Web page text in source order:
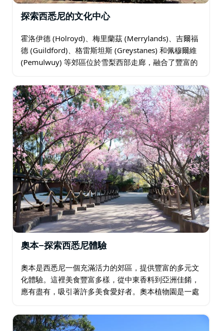
探索西悉尼的文化中心
霍洛伊德 (Holroyd)、梅里蘭茲 (Merrylands)、吉爾福
德 (Guildford)、格雷斯坦斯 (Greystanes) 和佩穆爾維
(Pemulwuy) 等郊區位於雪梨西部走廊，融合了豐富的
奧本—探索西悉尼體驗
奧本是西悉尼一個充滿活力的郊區，提供豐富的多元文
化體驗。這裡美食豐富多樣，從中東香料到亞洲佳餚，
應有盡有，吸引著許多美食愛好者。奧本植物園是一處
奧本加里波利清真寺等文化地標彰顯該地區的文化遺
產…